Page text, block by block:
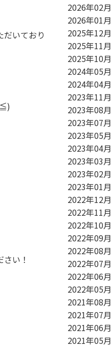
いており
い！
2026年02月
2026年01月
2025年12月
2025年11月
2025年10月
2024年05月
2024年04月
2023年11月
2023年08月
2023年07月
2023年05月
2023年04月
2023年03月
2023年02月
2023年01月
2022年12月
2022年11月
2022年10月
2022年09月
2022年08月
2022年07月
2022年06月
2022年05月
2021年08月
2021年07月
2021年06月
2021年05月